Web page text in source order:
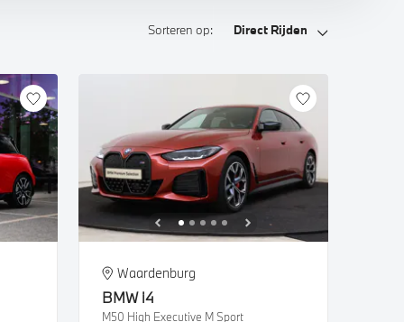
Sorteren op: Direct Rijden
Waardenburg
BMW i4
M50 High Executive M Sport